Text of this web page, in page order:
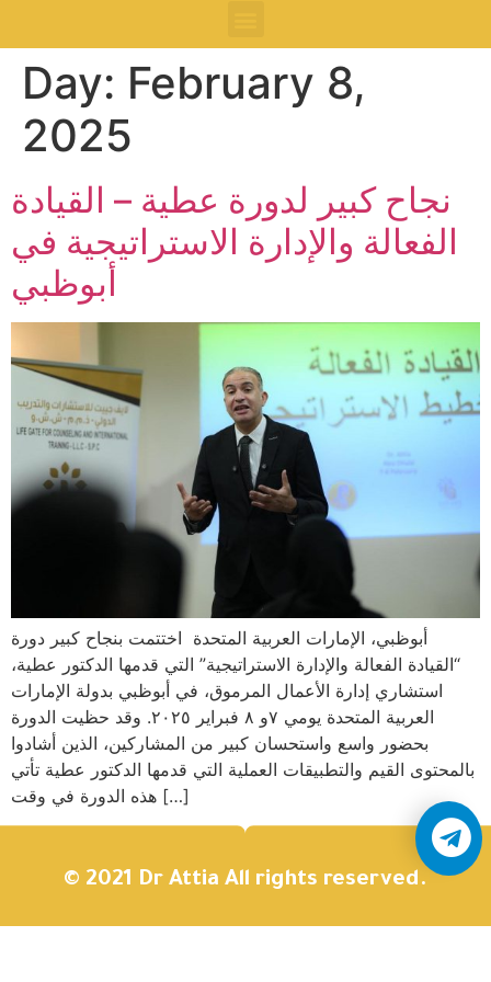
Day: February 8,
2025
نجاح كبير لدورة عطية – القيادة
الفعالة والإدارة الاستراتيجية في
أبوظبي
أبوظبي، الإمارات العربية المتحدة اختتمت بنجاح كبير دورة
“القيادة الفعالة والإدارة الاستراتيجية” التي قدمها الدكتور عطية،
استشاري إدارة الأعمال المرموق، في أبوظبي بدولة الإمارات
العربية المتحدة يومي ٧و ٨ فبراير ٢٠٢٥. وقد حظيت الدورة
بحضور واسع واستحسان كبير من المشاركين، الذين أشادوا
بالمحتوى القيم والتطبيقات العملية التي قدمها الدكتور عطية تأتي
هذه الدورة في وقت […]
© 2021 Dr Attia All rights reserved.